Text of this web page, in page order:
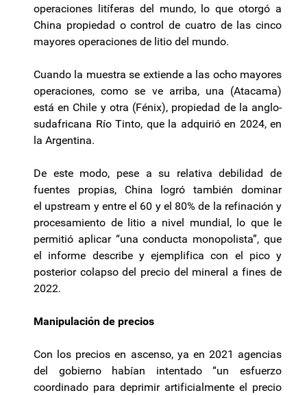
operaciones
litíferasdel mundo, lo que otorgó a
China propiedad o control de cuatro de las cinco
mayores operaciones de litio del mundo.
Cuando la muestra se extiende a las ocho mayores
operaciones, como se ve arriba, una (Atacama)
está en Chile y otra (Fénix), propiedad de la anglo-
sudafricana Río Tinto, que la adquirió en 2024, en
la Argentina.
De este modo, pese a su relativa debilidad de
fuentes propias, China logró también dominar
el upstream y entre el 60 y el 80% de la refinación y
procesamiento de litio a nivel mundial, lo que le
permitió aplicar “una conducta monopolista”, que
el informe describe y ejemplifica con el pico y
posterior colapso del precio del mineral a fines de
2022.
Manipulación de precios
Con los precios en ascenso, ya en 2021 agencias
del gobierno habían intentado “un esfuerzo
coordinado para deprimir artificialmente el precio